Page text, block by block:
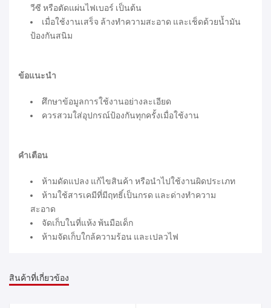
วีซี หรือตัดแผ่นไฟเบอร์ เป็นต้น
เมื่อใช้งานเสร็จ ล้างทำความสะอาด และเช็ดด้วยน้ำมัน
ป้องกันสนิม
ข้อแนะนำ
ศึกษาข้อมูลการใช้งานอย่างละเอียด
ควรสวมใส่อุปกรณ์ป้องกันทุกครั้งเมื่อใช้งาน
คำเตือน
ห้ามดัดแปลง แก้ไขสินค้า หรือนำไปใช้งานผิดประเภท
ห้ามใช้สารเคมีที่มีฤทธิ์เป็นกรด และด่างทำความ
สะอาด
จัดเก็บในที่แห้ง พ้นมือเด็ก
ห้ามจัดเก็บใกล้ความร้อน และเปลวไฟ
สินค้าที่เกี่ยวข้อง